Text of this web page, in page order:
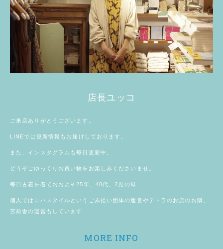
店長ユッコ
ご来店ありがとうございます。
LINEでは更新情報もお届けしております。
また、 インスタグラム も毎日更新中。
どうぞごゆっくりお買い物をお楽しみくださいませ。
毎日古着を着ておおよそ25年、40代、2児の母
個人では ロハスタイル というごみ拾い団体の運営やテトラのお店のお隣、
宮前舎の運営もしています
MORE INFO